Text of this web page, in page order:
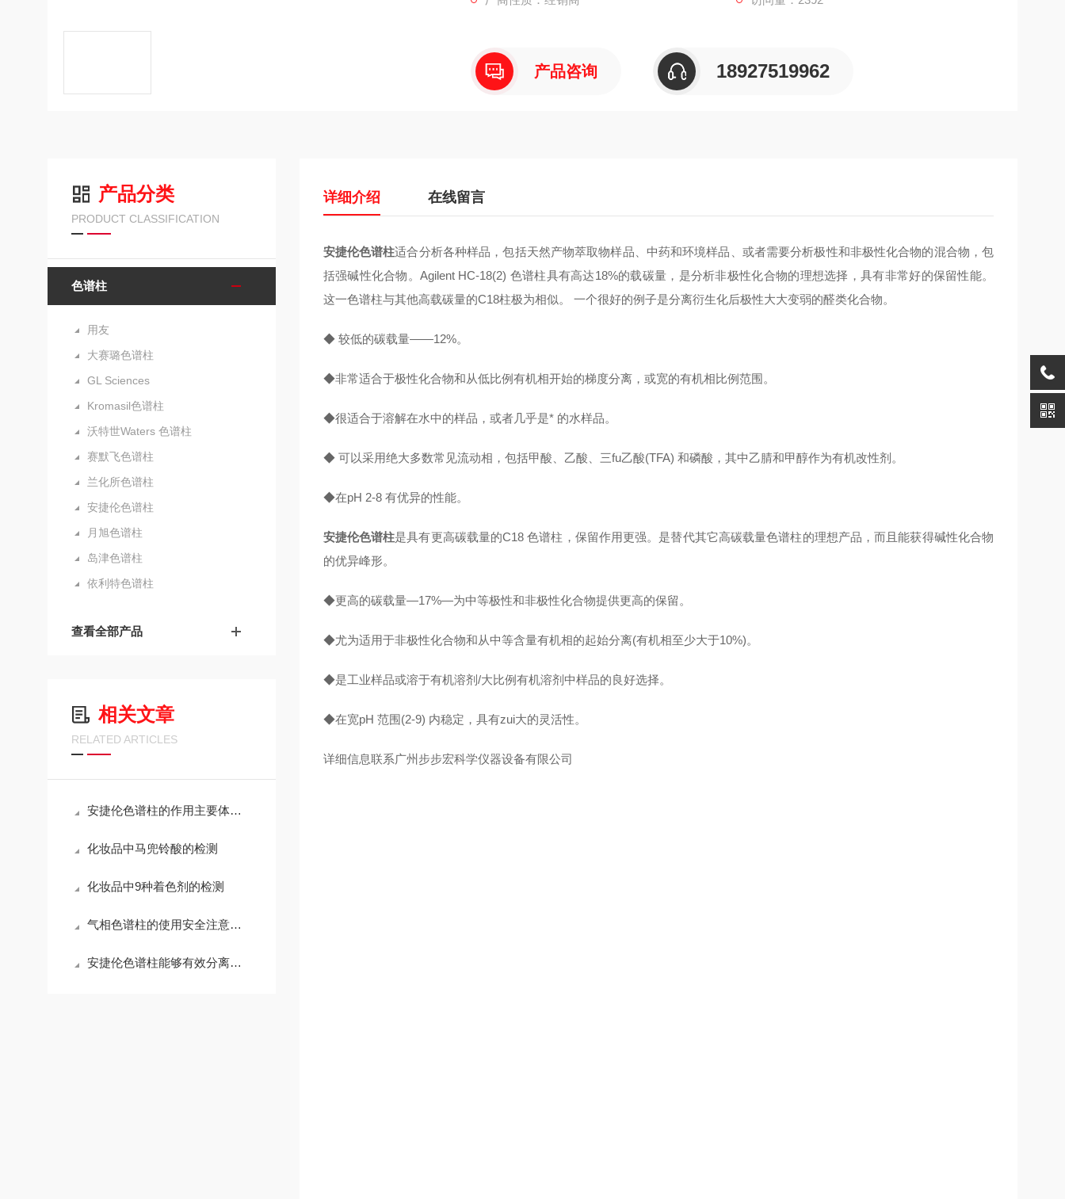
产品咨询 18927519962
产品分类
PRODUCT CLASSIFICATION
色谱柱
用友
大赛璐色谱柱
GL Sciences
Kromasil色谱柱
沃特世Waters 色谱柱
赛默飞色谱柱
兰化所色谱柱
安捷伦色谱柱
月旭色谱柱
岛津色谱柱
依利特色谱柱
查看全部产品
相关文章
RELATED ARTICLES
安捷伦色谱柱的作用主要体现在哪几个方面？
化妆品中马兜铃酸的检测
化妆品中9种着色剂的检测
气相色谱柱的使用安全注意事项
安捷伦色谱柱能够有效分离结构相似的化合物
详细介绍 在线留言
安捷伦色谱柱适合分析各种样品，包括天然产物萃取物样品、中药和环境样品、或者需要分析极性和非极性化合物的混合物，包
括强碱性化合物。Agilent HC-18(2) 色谱柱具有高达18%的载碳量，是分析非极性化合物的理想选择，具有非常好的保留性能。
这一色谱柱与其他高载碳量的C18柱极为相似。 一个很好的例子是分离衍生化后极性大大变弱的醛类化合物。
◆ 较低的碳载量——12%。
◆非常适合于极性化合物和从低比例有机相开始的梯度分离，或宽的有机相比例范围。
◆很适合于溶解在水中的样品，或者几乎是* 的水样品。
◆ 可以采用绝大多数常见流动相，包括甲酸、乙酸、三fu乙酸(TFA) 和磷酸，其中乙腈和甲醇作为有机改性剂。
◆在pH 2-8 有优异的性能。
安捷伦色谱柱是具有更高碳载量的C18 色谱柱，保留作用更强。是替代其它高碳载量色谱柱的理想产品，而且能获得碱性化合物
的优异峰形。
◆更高的碳载量—17%—为中等极性和非极性化合物提供更高的保留。
◆尤为适用于非极性化合物和从中等含量有机相的起始分离(有机相至少大于10%)。
◆是工业样品或溶于有机溶剂/大比例有机溶剂中样品的良好选择。
◆在宽pH 范围(2-9) 内稳定，具有zui大的灵活性。
详细信息联系广州步步宏科学仪器设备有限公司